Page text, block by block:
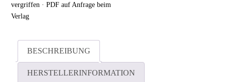
vergriffen · PDF auf Anfrage beim
Verlag
BESCHREIBUNG
HERSTELLERINFORMATION